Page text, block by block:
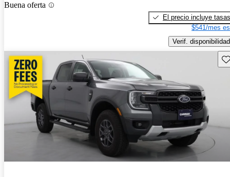
Buena oferta
El precio incluye tasas
$541/mes
Verif. disponibilidad